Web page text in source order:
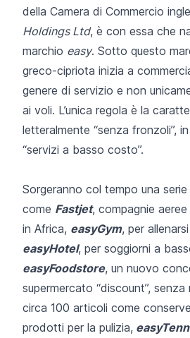
della Camera di Commercio
Holdings Ltd, è con essa che
marchio easy. Sotto questo
greco-cipriota inizia a
genere di servizio e non
ai voli. L’unica regola è la
letteralmente “senza fronzoli”,
“servizi a basso costo”.
Sorgeranno col tempo una serie
come Fastjet, compagnie
in Africa, easyGym, per
easyHotel, per soggiorni a
easyFoodstore, un nuovo
supermercato “discount”,
circa 100 articoli come
prodotti per la pulizia,